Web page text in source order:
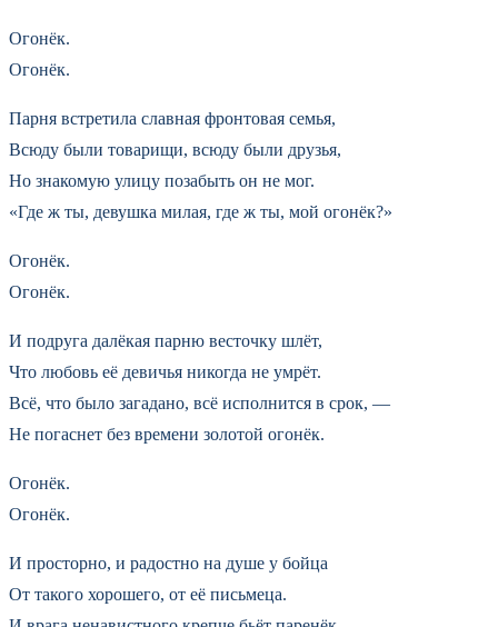
Огонёк.
Огонёк.
Парня встретила славная фронтовая семья,
Всюду были товарищи, всюду были друзья,
Но знакомую улицу позабыть он не мог.
«Где ж ты, девушка милая, где ж ты, мой огонёк?»
Огонёк.
Огонёк.
И подруга далёкая парню весточку шлёт,
Что любовь её девичья никогда не умрёт.
Всё, что было загадано, всё исполнится в срок, —
Не погаснет без времени золотой огонёк.
Огонёк.
Огонёк.
И просторно, и радостно на душе у бойца
От такого хорошего, от её письмеца.